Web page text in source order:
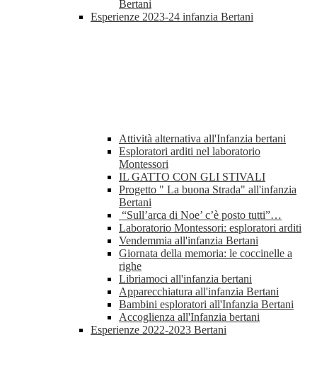
Bertani
Esperienze 2023-24 infanzia Bertani
Attività alternativa all'Infanzia bertani
Esploratori arditi nel laboratorio
Montessori
IL GATTO CON GLI STIVALI
Progetto " La buona Strada" all'infanzia
Bertani
“Sull’arca di Noe’ c’è posto tutti”…
Laboratorio Montessori: esploratori arditi
Vendemmia all'infanzia Bertani
Giornata della memoria: le coccinelle a
righe
Libriamoci all'infanzia bertani
Apparecchiatura all'infanzia Bertani
Bambini esploratori all'Infanzia Bertani
Accoglienza all'Infanzia bertani
Esperienze 2022-2023 Bertani